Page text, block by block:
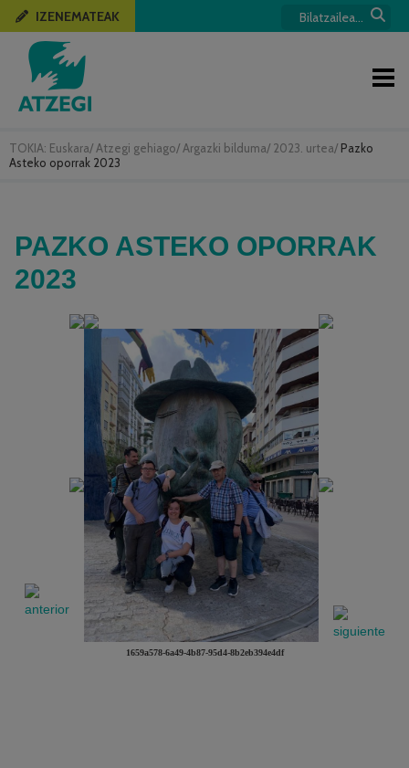
TOKIA: Euskara/ Atzegi gehiago/ Argazki bilduma/ 2023. urtea/ Pazko
Asteko oporrak 2023
IZENEMATEAK
PAZKO ASTEKO OPORRAK
2023
1659a578-6a49-4b87-95d4-8b2eb394e4df